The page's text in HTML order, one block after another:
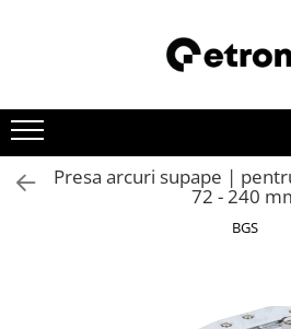
Presa arcuri supape |
72 - 240
BGS